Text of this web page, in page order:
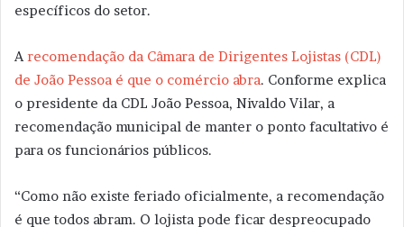
específicos do setor.
Arecomendação da Câmara de Dirigentes Lojistas (CDL)
de João Pessoa é que o comércio abra. Conforme explica
o presidente da CDL João Pessoa, Nivaldo Vilar, a
recomendação municipal de manter o ponto facultativo é
para os funcionários públicos.
“Como não existe feriado oficialmente, a recomendação
é que todos abram. O lojista pode ficar despreocupado